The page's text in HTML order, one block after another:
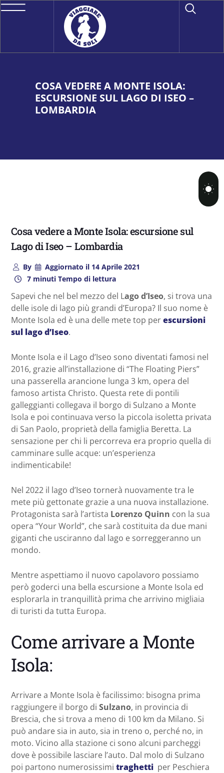
COSA VEDERE A MONTE ISOLA:
ESCURSIONE SUL LAGO DI ISEO –
LOMBARDIA
Cosa vedere a Monte Isola: escursione sul
Lago di Iseo – Lombardia
By Aggiornato il 14 Aprile 2021
7 minuti Tempo di lettura
Sapevi che nel bel mezzo del Lago d’Iseo, si trova una
delle isole di lago più grandi d’Europa? Il suo nome è
Monte Isola ed è una delle mete top perescursioni
sul lago d’Iseo.
Monte Isola e il Lago d’Iseo sono diventati famosi nel
2016, grazie all’installazione di “The Floating Piers”
una passerella arancione lunga 3 km, opera del
famoso artista Christo. Questa rete di pontili
galleggianti collegava il borgo di Sulzano a Monte
Isola e poi continuava verso la piccola isoletta privata
di San Paolo, proprietà della famiglia Beretta. La
sensazione per chi li percorreva era proprio quella di
camminare sulle acque: un’esperienza
indimenticabile!
Nel 2022 il lago d’Iseo tornerà nuovamente tra le
mete più gettonate grazie a una nuova installazione.
Protagonista sarà l’artista Lorenzo Quinn con la sua
opera “Your World”, che sarà costituita da due mani
giganti che usciranno dal lago e sorreggeranno un
mondo.
Mentre aspettiamo il nuovo capolavoro possiamo
però goderci una bella escursione a Monte Isola ed
esplorarla in tranquillità prima che arrivino migliaia
di turisti da tutta Europa.
Come arrivare a Monte
Isola:
Arrivare a Monte Isola è facilissimo: bisogna prima
raggiungere il borgo di Sulzano, in provincia di
Brescia, che si trova a meno di 100 km da Milano. Si
può andare sia in auto, sia in treno o, perché no, in
moto. Vicino alla stazione ci sono alcuni parcheggi
dove è possibile lasciare l’auto. Dal molo di Sulzano
poi partono numerosissimi traghetti per Peschiera